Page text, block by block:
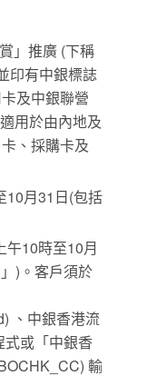
」推廣 (下稱
印有中銀標誌
及中銀聯營
用於由內地及
、採購卡及
10月31日(包括
午10時至10月
)。客戶須於
、中銀香港流
或「中銀香
輸